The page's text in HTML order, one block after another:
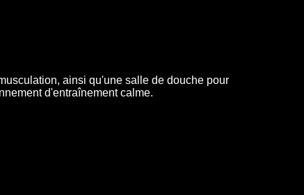
ainsi qu'une salle de douche pour
d'entraînement calme.